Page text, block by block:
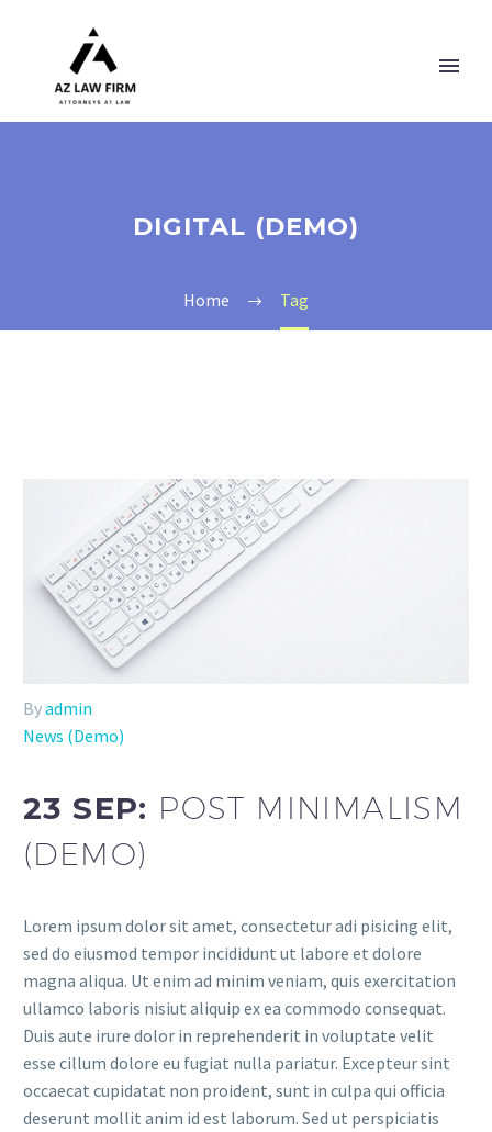
DIGITAL (DEMO)
Home Tag
Byadmin
News (Demo)
23 SEP: POST MINIMALISM
(DEMO)
Lorem ipsum dolor sit amet, consectetur adi pisicing elit,
sed do eiusmod tempor incididunt ut labore et dolore
magna aliqua. Ut enim ad minim veniam, quis exercitation
ullamco laboris nisiut aliquip ex ea commodo consequat.
Duis aute irure dolor in reprehenderit in voluptate velit
esse cillum dolore eu fugiat nulla pariatur. Excepteur sint
occaecat cupidatat non proident, sunt in culpa qui officia
deserunt mollit anim id est laborum. Sed ut perspiciatis